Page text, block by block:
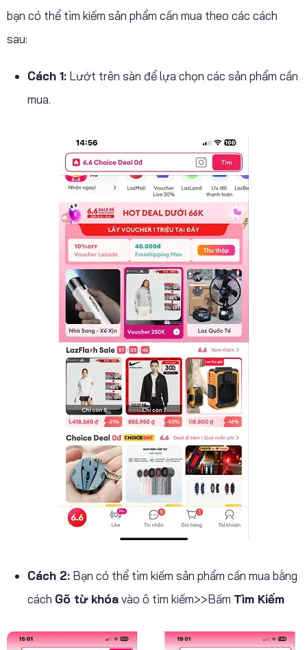
bạn có thể tìm kiếm sản phẩm cần mua theo các cách
sau:
Cách 1: Lướt trên sàn để lựa chọn các sản phẩm cần
mua.
Cách 2: Bạn có thể tìm kiếm sản phẩm cần mua bằng
cách Gõ từ khóavào ô tìm kiếm>>Bấm Tìm Kiếm